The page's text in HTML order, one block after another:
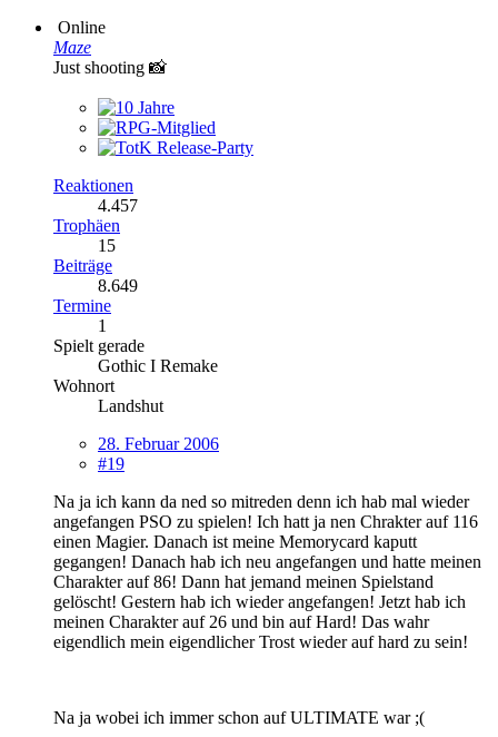
Online
Maze
Just shooting 📸
Reaktionen
4.457
Trophäen
15
Beiträge
8.649
Termine
1
Spielt gerade
Gothic I Remake
Wohnort
Landshut
28. Februar 2006
#19
Na ja ich kann da ned so mitreden denn ich hab mal wieder
angefangen PSO zu spielen! Ich hatt ja nen Chrakter auf 116
einen Magier. Danach ist meine Memorycard kaputt
gegangen! Danach hab ich neu angefangen und hatte meinen
Charakter auf 86! Dann hat jemand meinen Spielstand
gelöscht! Gestern hab ich wieder angefangen! Jetzt hab ich
meinen Charakter auf 26 und bin auf Hard! Das wahr
eigendlich mein eigendlicher Trost wieder auf hard zu sein!
Na ja wobei ich immer schon auf ULTIMATE war ;(